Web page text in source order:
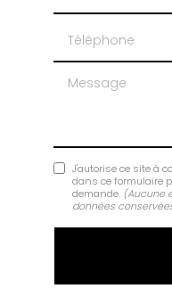
Message
J'autorise ce site à
dans ce formulaire
demande. (Aucune
données